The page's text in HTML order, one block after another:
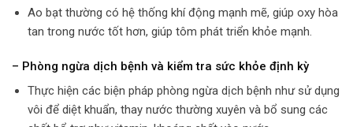
Ao bạt thường có hệ thống khí động mạnh mẽ, giúp oxy hòa
tan trong nước tốt hơn, giúp tôm phát triển khỏe mạnh.
– Phòng ngừa dịch bệnh và kiểm tra sức khỏe định kỳ
Thực hiện các biện pháp phòng ngừa dịch bệnh như sử dụng
vôi để diệt khuẩn, thay nước thường xuyên và bổ sung các